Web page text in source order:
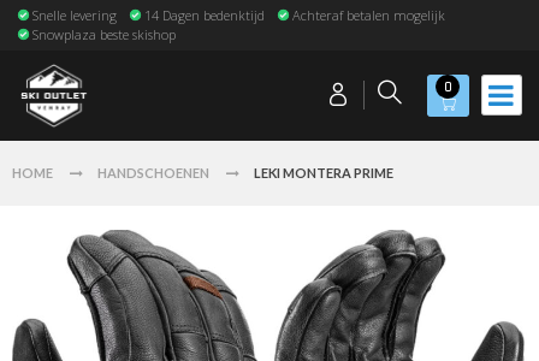
Snelle levering 14 Dagen bedenktijd
Achteraf betalen mogelijk
Snowplaza beste skishop
0
HOME HANDSCHOENEN LEKI MONTERA PRIME